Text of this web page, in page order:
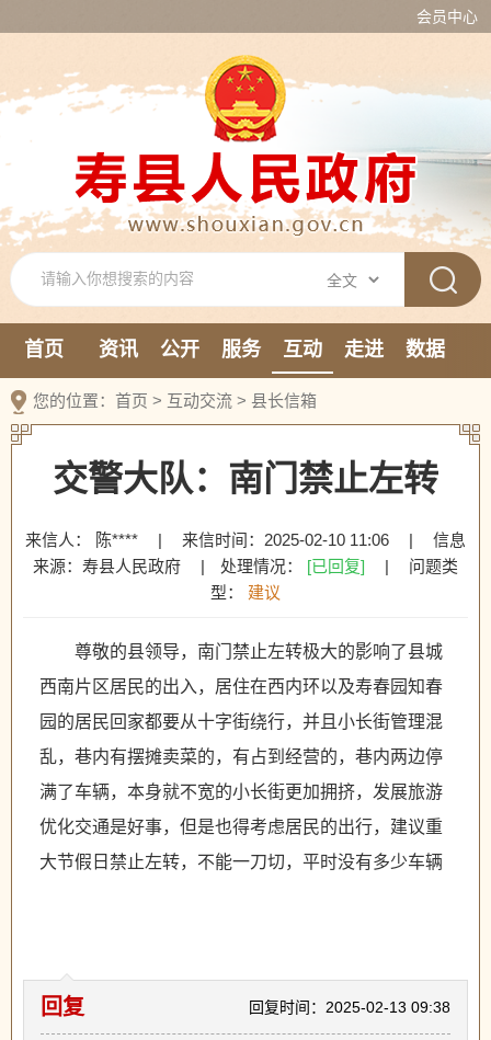
会员中心
首页 资讯 公开 服务 互动 走进
数据
您的位置： 首页 > 互动交流 > 县长信箱
交警大队：南门禁止左转
来信人： 陈**** | 来信时间：2025-02-10 11:06 |
信息
来源：寿县人民政府
| 处理情况： [已回复] |
问题类
型：
建议
尊敬的县领导，南门禁止左转极大的影响了县城
西南片区居民的出入，居住在西内环以及寿春园知春
园的居民回家都要从十字街绕行，并且小长街管理混
乱，巷内有摆摊卖菜的，有占到经营的，巷内两边停
满了车辆，本身就不宽的小长街更加拥挤，发展旅游
优化交通是好事，但是也得考虑居民的出行，建议重
大节假日禁止左转，不能一刀切，平时没有多少车辆
回复时间：2025-02-13 09:38
回复